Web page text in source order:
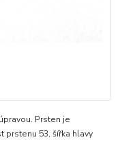
Prsten je
prstenu 53, šířka hlavy